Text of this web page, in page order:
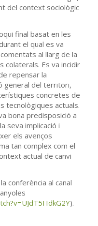
del context sociològic
final basat en les
el qual es va
al llarg de la
colaterals. Es va incidir
repensar la
general del territori,
concretes de
tecnològiques actuals.
bona predisposició a
seva implicació i
els avenços
tan complex com el
actual de canvi
conferència al canal
).